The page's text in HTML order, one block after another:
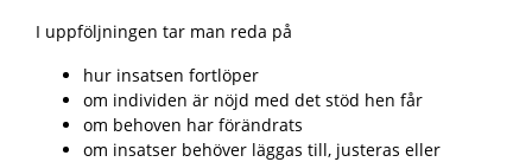
I uppföljningen tar man reda på
hur insatsen fortlöper
om individen är nöjd med det stöd hen får
om behoven har förändrats
om insatser behöver läggas till, justeras eller